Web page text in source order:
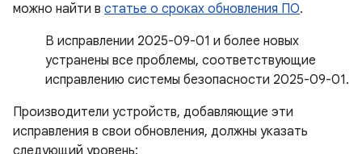
можно найти в статье о сроках обновления ПО.
В исправлении 2025-09-01 и более новых
устранены все проблемы, соответствующие
исправлению системы безопасности 2025-09-01.
Производители устройств, добавляющие эти
исправления в свои обновления, должны указать
следующий уровень: